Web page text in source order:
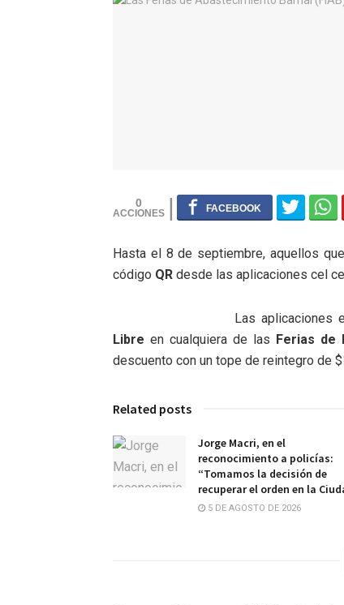
0
Hasta el 8 de septiembre, aquellos
código QR desde las aplicaciones cel
Las aplicaciones
Libre en cualquiera de las Ferias de
descuento con un tope de reintegro de
Related posts
Jorge Macri, en el
reconocimiento a policías:
“Tomamos la decisión de
recuperar el orden en la
5 DE AGOSTO DE 2026